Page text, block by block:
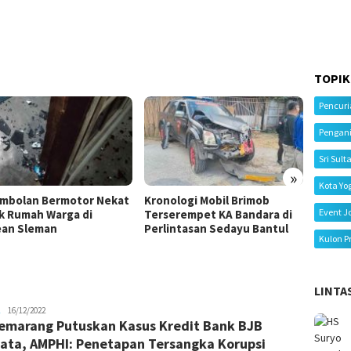
»
Bermotor Nekat
Rumah Warga di
Sleman
Kronologi Mobil Brimob
Terserempet KA Bandara di
Perlintasan Sedayu Bantul
Tiga
Ibu
gusjok
16/12/2022
Putuskan Kasus Kredit Bank BJB
AMPHI: Penetapan Tersangka Korupsi
Sri
Kota
Event
Kulon